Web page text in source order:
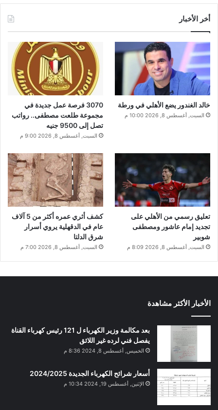
أخر الأخبار
خالد الغندور يضع الأهلي في ورطة
السبت, أغسطس 8, 2026 10:00 م
3070 فرصة عمل جديدة في
مجموعة طلعت مصطفى.. رواتب
تصل إلى 9500 جنيه
السبت, أغسطس 8, 2026 9:00 م
تعليق رسمي من الأهلي على
تجديد إمام عاشور ومصطفى
شوبير
السبت, أغسطس 8, 2026 8:09 م
كشف أثري عمره أكثر من 5 آلاف
عام في الدقهلية يروي أسرار
شرق الدلتا
السبت, أغسطس 8, 2026 7:00 م
الأخبار الأكثر مشاهدة
بعد مكالمة وزير الكهرباء ل 121 رئيس كهرباء القناة
يفصل فني لرده غير اللائق
الخميس, أغسطس 8, 2024 8:36 م
أسعار شرائح الكهرباء الجديدة 2024/2025
الإثنين, أغسطس 19, 2024 10:34 م